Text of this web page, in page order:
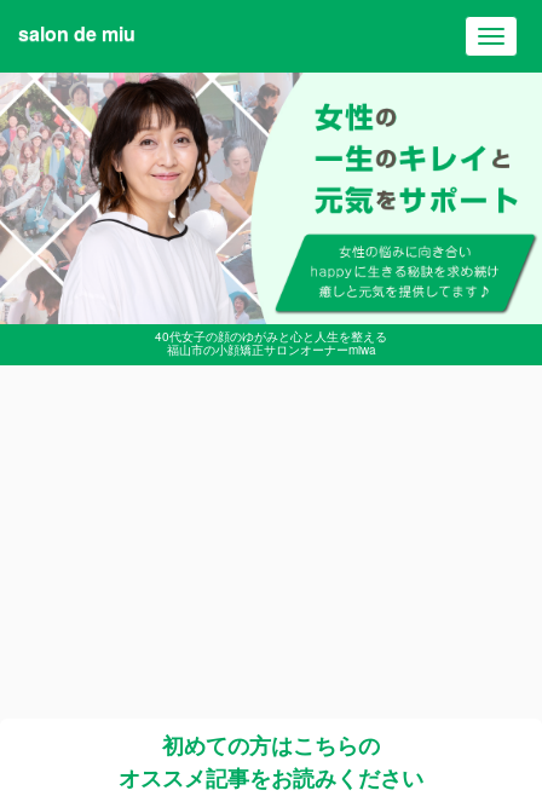
40代女子の顔のゆがみと心と人生を整える
福山市の小顔矯正サロンオーナーmiwa
salon de miu
初めての方はこちらの
オススメ記事をお読みください